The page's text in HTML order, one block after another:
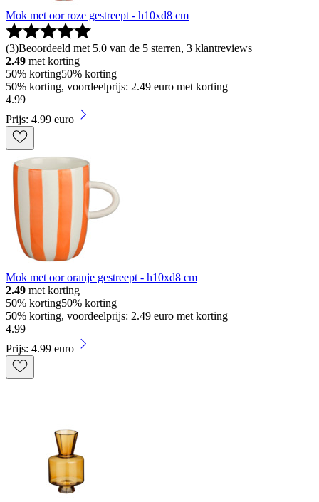
Mok met oor roze gestreept - h10xd8 cm
(3)Beoordeeld met 5.0 van de 5 sterren, 3 klantreviews
2.49 met korting
50% korting50% korting
50% korting, voordeelprijs: 2.49 euro met korting
4.99
Prijs: 4.99 euro
Mok met oor oranje gestreept - h10xd8 cm
2.49 met korting
50% korting50% korting
50% korting, voordeelprijs: 2.49 euro met korting
4.99
Prijs: 4.99 euro